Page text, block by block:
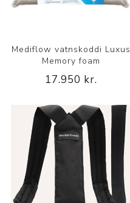
Mediflow vatnskoddi Luxus
Memory foam
17.950 kr.